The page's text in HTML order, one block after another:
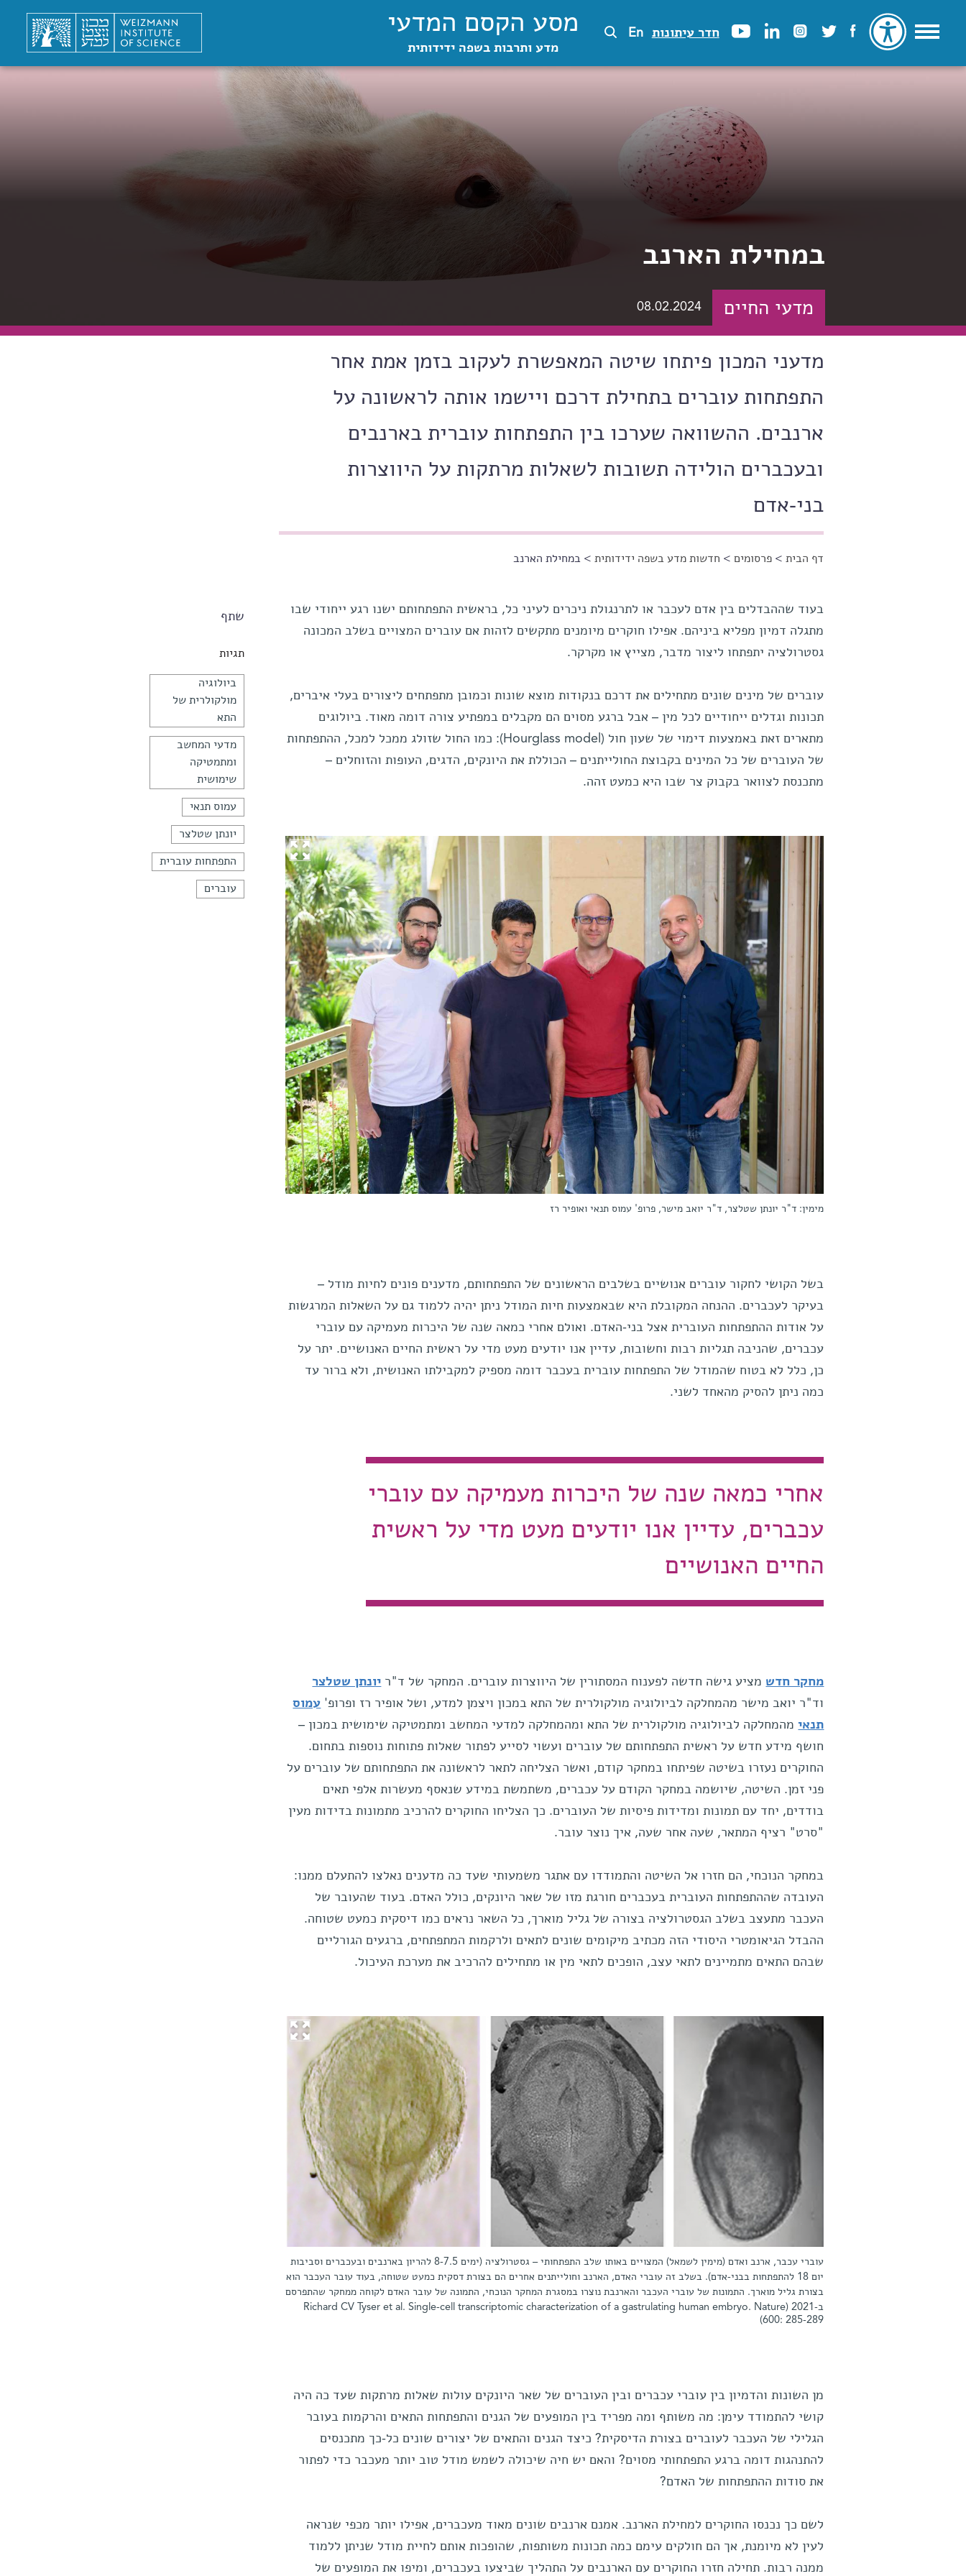
חדר עיתונות En מסע הקסם המדעי
מדע ותרבות בשפה ידידותית
במחילת הארנב
מדעי החיים 08.02.2024
מדעני המכון פיתחו שיטה המאפשרת לעקוב בזמן אמת אחר
התפתחות עוברים בתחילת דרכם ויישמו אותה לראשונה על
ארנבים. ההשוואה שערכו בין התפתחות עוברית בארנבים
ובעכברים הולידה תשובות לשאלות מרתקות על היווצרות
בני-אדם
הינך נמצא כאן
דף הבית >פרסומים > חדשות מדע בשפה ידידותית > במחילת הארנב
שתף
תגיות
ביולוגיה
מולקולרית של
התא
מדעי המחשב
ומתמטיקה
שימושית
עמוס תנאי
יונתן שטלצר
התפתחות עוברית
עוברים
בעוד שההבדלים בין אדם לעכבר או לתרנגולת ניכרים לעיני כל, בראשית התפתחותם ישנו רגע ייחודי שבו
מתגלה דמיון מפליא ביניהם. אפילו חוקרים מיומנים מתקשים לזהות אם עוברים המצויים בשלב המכונה
גסטרולציה יתפתחו ליצור מדבר, מצייץ או מקרקר.
עוברים של מינים שונים מתחילים את דרכם בנקודות מוצא שונות וכמובן מתפתחים ליצורים בעלי איברים,
תכונות וגדלים ייחודיים לכל מין – אבל ברגע מסוים הם מקבלים במפתיע צורה דומה מאוד. ביולוגים
מתארים זאת באמצעות דימוי של שעון חול (Hourglass model): כמו החול שזולג ממכל למכל, ההתפתחות
של העוברים של כל המינים בקבוצת החולייתנים – הכוללת את היונקים, הדגים, העופות והזוחלים –
מתכנסת לצוואר בקבוק צר שבו היא כמעט זהה.
מימין: ד"ר יונתן שטלצר, ד"ר יואב מישר, פרופ' עמוס תנאי ואופיר רז
בשל הקושי לחקור עוברים אנושיים בשלבים הראשונים של התפתחותם, מדענים פונים לחיות מודל –
בעיקר לעכברים. ההנחה המקובלת היא שבאמצעות חיות המודל ניתן יהיה ללמוד גם על השאלות המרגשות
על אודות ההתפתחות העוברית אצל בני-האדם. ואולם אחרי כמאה שנה של היכרות מעמיקה עם עוברי
עכברים, שהניבה תגליות רבות וחשובות, עדיין אנו יודעים מעט מדי על ראשית החיים האנושיים. יתר על
כן, כלל לא בטוח שהמודל של התפתחות עוברית בעכבר דומה מספיק למקבילתו האנושית, ולא ברור עד
כמה ניתן להסיק מהאחד לשני.
אחרי כמאה שנה של היכרות מעמיקה עם עוברי
עכברים, עדיין אנו יודעים מעט מדי על ראשית
החיים האנושיים
מחקר חדש מציע גישה חדשה לפענוח המסתורין של היווצרות עוברים. המחקר של ד"ר יונתן שטלצר
וד"ר יואב מישר מהמחלקה לביולוגיה מולקולרית של התא במכון ויצמן למדע, ושל אופיר רז ופרופ' עמוס
תנאימהמחלקה לביולוגיה מולקולרית של התא ומהמחלקה למדעי המחשב ומתמטיקה שימושית במכון –
חושף מידע חדש על ראשית התפתחותם של עוברים ועשוי לסייע לפתור שאלות פתוחות נוספות בתחום.
החוקרים נעזרו בשיטה שפיתחו במחקר קודם, ואשר הצליחה לתאר לראשונה את התפתחותם של עוברים על
פני זמן. השיטה, שיושמה במחקר הקודם על עכברים, משתמשת במידע שנאסף מעשרות אלפי תאים
בודדים, יחד עם תמונות ומדידות פיסיות של העוברים. כך הצליחו החוקרים להרכיב מתמונות בדידות מעין
"סרט" רציף המתאר, שעה אחר שעה, איך נוצר עובר.
במחקר הנוכחי, הם חזרו אל השיטה והתמודדו עם אתגר משמעותי שעד כה מדענים נאלצו להתעלם ממנו:
העובדה שההתפתחות העוברית בעכברים חורגת מזו של שאר היונקים, כולל האדם. בעוד שהעובר של
העכבר מתעצב בשלב הגסטרולציה בצורה של גליל מוארך, כל השאר נראים כמו דיסקית כמעט שטוחה.
ההבדל הגיאומטרי היסודי הזה מכתיב מיקומים שונים לתאים ולרקמות המתפתחים, ברגעים הגורליים
שבהם התאים מתמיינים לתאי עצב, הופכים לתאי מין או מתחילים להרכיב את מערכת העיכול.
עוברי עכבר, ארנב ואדם (מימין לשמאל) המצויים באותו שלב התפתחותי – גסטרולציה (ימים 8-7.5 להריון בארנבים ובעכברים וסביבות
יום 18 להתפתחות בבני-אדם). בשלב זה עוברי האדם, הארנב וחולייתנים אחרים הם בצורת דסקית כמעט שטוחה, בעוד עובר העכבר הוא
בצורת גליל מוארך. התמונות של עוברי העכבר והארנבת נוצרו במסגרת המחקר הנוכחי, התמונה של עובר האדם לקוחה ממחקר שהתפרסם
ב-2021 (Richard CV Tyser et al. Single-cell transcriptomic characterization of a gastrulating human embryo. Nature
600: 285-289)
מן השונות והדמיון בין עוברי עכברים ובין העוברים של שאר היונקים עולות שאלות מרתקות שעד כה היה
קושי להתמודד עימן: מה משותף ומה מפריד בין המופעים של הגנים והתפתחות התאים והרקמות בעובר
הגלילי של העכבר לעוברים בצורת הדיסקית? כיצד הגנים והתאים של יצורים שונים כל-כך מתכנסים
להתנהגות דומה ברגע התפתחותי מסוים? והאם יש חיה שיכולה לשמש מודל טוב יותר מעכבר כדי לפתור
את סודות ההתפתחות של האדם?
לשם כך נכנסו החוקרים למחילת הארנב. אמנם ארנבים שונים מאוד מעכברים, אפילו יותר מכפי שנראה
לעין לא מיומנת, אך הם חולקים עימם כמה תכונות משותפות, שהופכות אותם לחיית מודל שניתן ללמוד
ממנה רבות. תחילה חזרו החוקרים עם הארנבים על התהליך שביצעו בעכברים, ומיפו את המופעים של